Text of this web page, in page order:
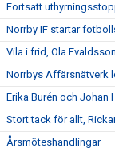
Fortsatt
Norrby IF startar
Vila i frid, Ola Evaldsson
Norrbys Affärsnätverk
Erika Burén och Johan
Stort tack för allt,
Årsmöteshandlingar